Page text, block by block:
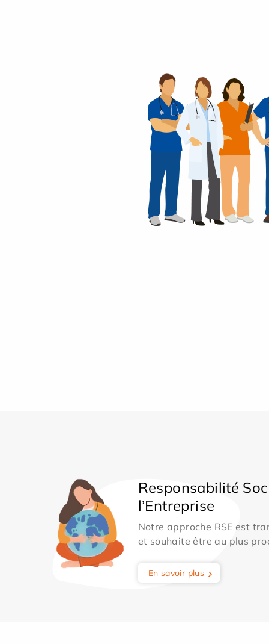
Responsabilité
l’Entreprise
Notre approche RSE est
et souhaite être au plus
En savoir plus